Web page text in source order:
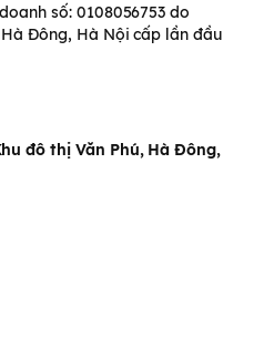
số: 0108056753 do
Đông, Hà Nội cấp lần đầu
đô thị Văn Phú, Hà Đông,